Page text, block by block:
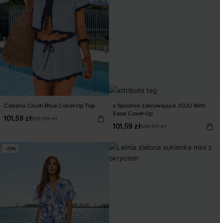
Cabana Crush Blue Cover-Up Top
101,59 zł126,99 zł
x Spodnie zakrywające JOJO With
Ease Cover-Up
101,59 zł126,99 zł
-20%